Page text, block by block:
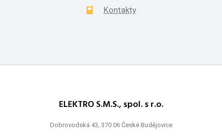
Kontakty
ELEKTRO S.M.S., spol. s r.o.
Dobrovodská 43, 370 06 České Budějovice